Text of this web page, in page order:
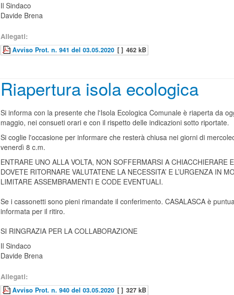
Il Sindaco
Davide Brena
Allegati:
Avviso Prot. n. 941 del 03.05.2020 [ ] 462 kB
Riapertura isola ecologica
Si informa con la presente che l'Isola Ecologica Comunale è riaperta da
maggio, nei consueti orari e con il rispetto delle indicazioni sotto riportate.
Si coglie l'occasione per informare che resterà chiusa nei giorni di
venerdì 8 c.m.
ENTRARE UNO ALLA VOLTA, NON SOFFERMARSI A CHIACCHIERARE
DOVETE RITORNARE VALUTATENE LA NECESSITA’ E L’URGENZA IN
LIMITARE ASSEMBRAMENTI E CODE EVENTUALI.
Se i cassonetti sono pieni rimandate il conferimento. CASALASCA è
informata per il ritiro.
SI RINGRAZIA PER LA COLLABORAZIONE
Il Sindaco
Davide Brena
Allegati:
Avviso Prot. n. 940 del 03.05.2020 [ ] 327 kB